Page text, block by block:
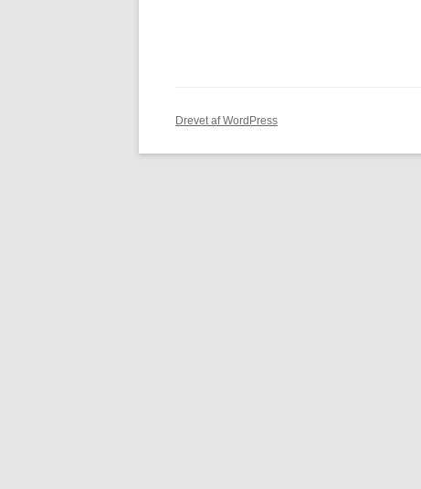
Drevet af WordPress